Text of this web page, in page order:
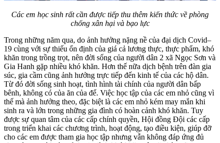
Các em học sinh rất cần được tiếp thu thêm kiến thức về phòng
chống xân hại và bạo lực
Trong những năm qua, do ảnh hưởng nặng nề của đại dịch Covid–
19 cùng với sự thiếu ổn định của giá cả lương thực, thực phẩm, khó
khăn trong trồng trọt, nên đời sống của người dân 2 xã Ngọc Sơn và
Gia Hanh gặp nhiều khó khăn. Hơn thế nữa dịch bệnh trên đàn gia
súc, gia cầm cũng ảnh hưởng trực tiếp đến kinh tế của các hộ dân.
Từ đó đời sống sinh hoạt, tình hình tài chính của người dân bấp
bênh, không có của ăn của để. Việc học tập của các em nhỏ cũng vì
thế mà ảnh hưởng theo, đặc biệt là các em nhỏ kém may mắn khi
sinh ra và lớn trong những gia đình có hoàn cảnh khó khăn. Tuy
được sự quan tâm của các cấp chính quyền, Hội đồng Đội các cấp
trong triển khai các chương trình, hoạt động, tạo điều kiện, giúp đỡ
cho các em được tham gia học tập nhưng vẫn không đáp ứng đủ